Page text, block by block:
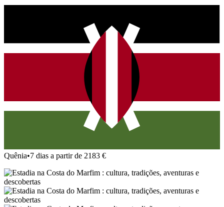
Quênia•7 dias a partir de 2183 €